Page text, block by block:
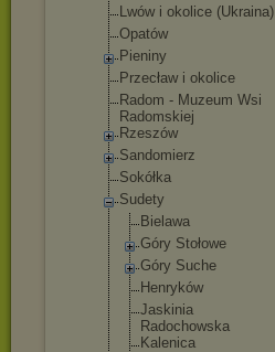
Lwów i okolice (Ukraina)
Opatów
Pieniny
Przecław i okolice
Radom - Muzeum Wsi
Radomskiej
Rzeszów
Sandomierz
Sokółka
Sudety
Bielawa
Góry Stołowe
Góry Suche
Henryków
Jaskinia
Radochowska
Kalenica